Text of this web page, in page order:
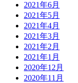
2021年6月
2021年5月
2021年4月
2021年3月
2021年2月
2021年1月
2020年12月
2020年11月